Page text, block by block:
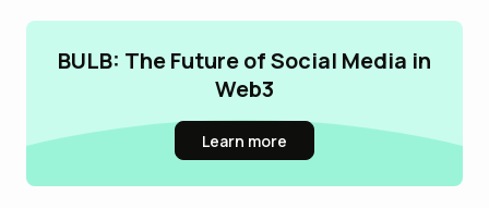
BULB: The Future of Social Media in
Web3
Learn more